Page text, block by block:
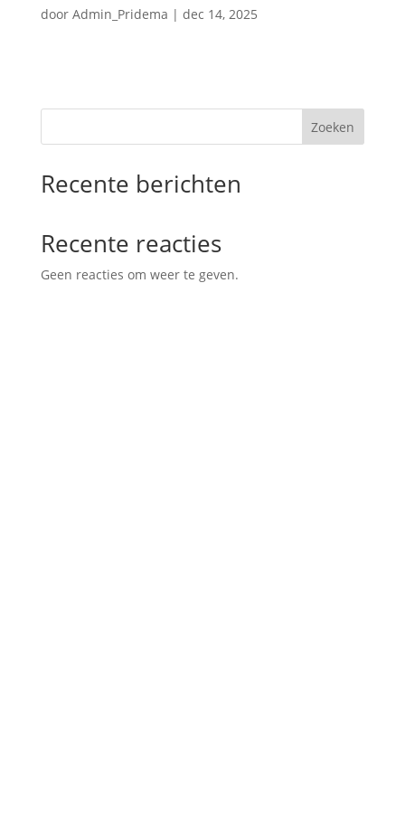
door Admin_Pridema | dec 14, 2025
Zoeken
Recente berichten
Recente reacties
Geen reacties om weer te geven.